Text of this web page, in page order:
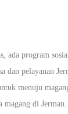
ada program
dan pelayanan
menuju
magang di Jerman.